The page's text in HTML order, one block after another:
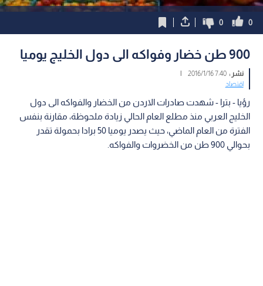
0
0
900 طن خضار وفواكه الى دول الخليج يوميا
نشر :7:40 2016/1/16
|
اقتصاد
رؤيا - بترا - شهدت صادرات الاردن من الخضار والفواكه الى دول
الخليج العربي منذ مطلع العام الحالي زيادة ملحوظة، مقارنة بنفس
الفترة من العام الماضي، حيث يصدر يوميا 50 برادا بحمولة تقدر
بحوالي 900 طن من الخضروات والفواكه.